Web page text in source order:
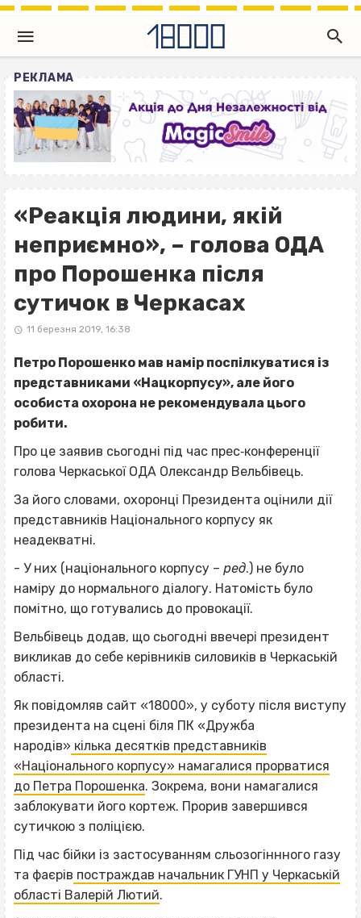
РЕКЛАМА
«Реакція людини, якій
неприємно», – голова ОДА
про Порошенка після
сутичок в Черкасах
11 березня 2019, 16:38
Петро Порошенко мав намір поспілкуватися із
представниками «Нацкорпусу», але його
особиста охорона не рекомендувала цього
робити.
Про це заявив сьогодні під час прес‐конференції
голова Черкаської ОДА Олександр Вельбівець.
За його словами, охоронці Президента оцінили дії
представників Національного корпусу як
неадекватні.
- У них (національного корпусу – ред.) не було
наміру до нормального діалогу. Натомість було
помітно, що готувались до провокації.
Вельбівець додав, що сьогодні ввечері президент
викликав до себе керівників силовиків в Черкаській
області.
Як повідомляв сайт «18000», у суботу після виступу
президента на сцені біля ПК «Дружба
народів» кілька десятків представників
«Національного корпусу» намагалися прорватися
до Петра Порошенка. Зокрема, вони намагалися
заблокувати його кортеж. Прорив завершився
сутичкою з поліцією.
Під час бійки із застосуванням сльозогіннного газу
та фаєрів постраждав начальник ГУНП у Черкаській
області Валерій Лютий.